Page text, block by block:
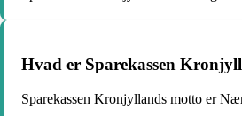
Hvad er Sparekassen
Sparekassen Kronjyllands motto er